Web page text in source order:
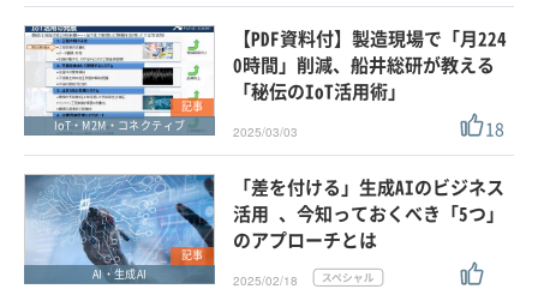
記事
IoT・M2M・コネクティブ
【PDF資料付】製造現場で「月224
0時間」削減、船井総研が教える
「秘伝のIoT活用術」
2025/03/03 18
記事
AI・生成AI
「差を付ける」生成AIのビジネス
活用 、今知っておくべき「5つ」
のアプローチとは
2025/02/18